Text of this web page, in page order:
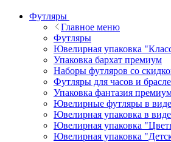
Футляры
Главное меню
Футляры
Ювелирная упаковка
Упаковка бархат премиум
Наборы футляров со
Футляры для часов и
Упаковка фантазия
Ювелирные футляры в виде
Ювелирная упаковка в
Ювелирная упаковка
Ювелирная упаковка